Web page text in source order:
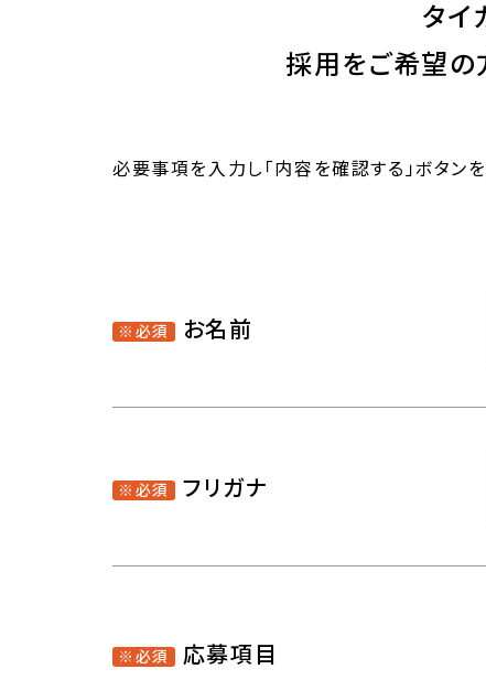
タイ
採用をご希望の
必要事項を入力し「内容を確認する」ボタン
※必須 お名前
※必須 フリガナ
※必須 応募項目